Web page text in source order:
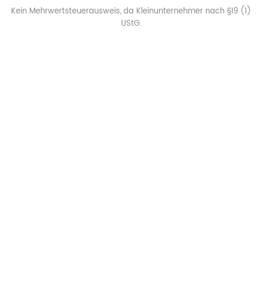
Kein Mehrwertsteuerausweis, da Kleinunternehmer nach §19 (1)
UStG.